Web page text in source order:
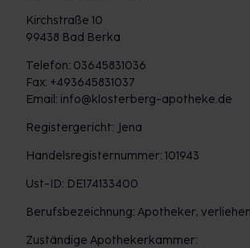
Kirchstraße 10
99438 Bad Berka
Telefon: 03645831036
Fax: +493645831037
Email: info@klosterberg-apotheke.de
Registergericht: Jena
Handelsregisternummer: 101943
Ust-ID: DE174133400
Berufsbezeichnung: Apotheker,
Zuständige Apothekerkammer: